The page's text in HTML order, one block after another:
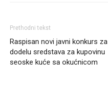
Prethodni tekst
Raspisan novi javni konkurs za
dodelu sredstava za kupovinu
seoske kuće sa okućnicom